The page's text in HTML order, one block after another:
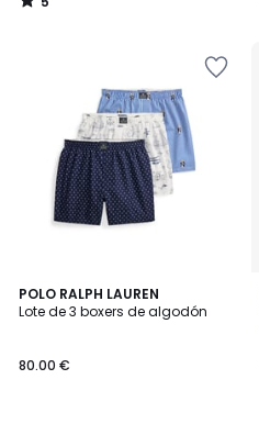
/
POLO RALPH LAUREN
Lote de 3 boxers de algodón
80.00 €
3
/